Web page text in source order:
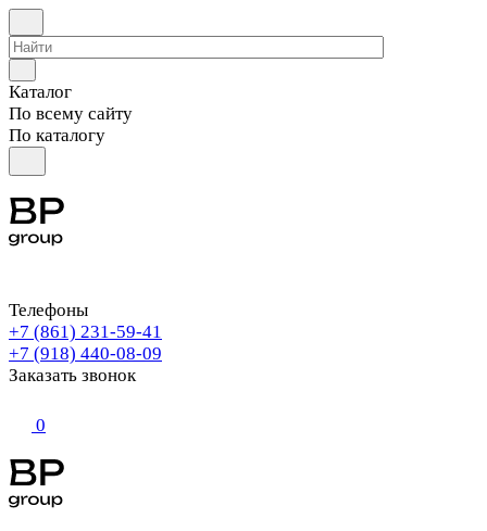
Каталог
По всему сайту
По каталогу
Телефоны
+7 (861) 231-59-41
+7 (918) 440-08-09
Заказать звонок
0